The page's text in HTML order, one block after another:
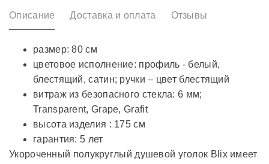
Описание Доставка и оплата Отзывы
размер: 80 см
цветовое исполнение: профиль - белый,
блестящий, сатин; ручки – цвет блестящий
витраж из безопасного стекла: 6 мм;
Transparent, Grape, Grafit
высота изделия : 175 см
гарантия: 5 лет
Укороченный полукруглый душевой уголок Blix имеет